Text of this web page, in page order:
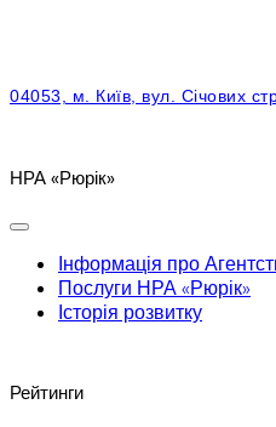
04053, м. Київ, вул. Січових
НРА «Рюрік»
Інформація про
Послуги НРА «Рюрік»
Історія розвитку
Рейтинги